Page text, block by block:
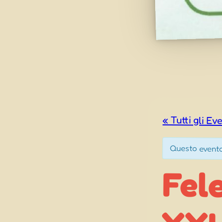
« Tutti gli
Questo